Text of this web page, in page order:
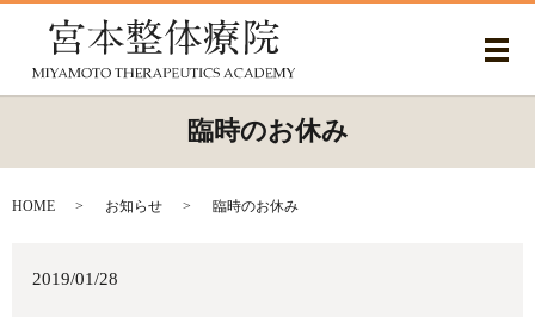
メ
臨時のお休み
HOME お知らせ 臨時のお休み
2019/01/28